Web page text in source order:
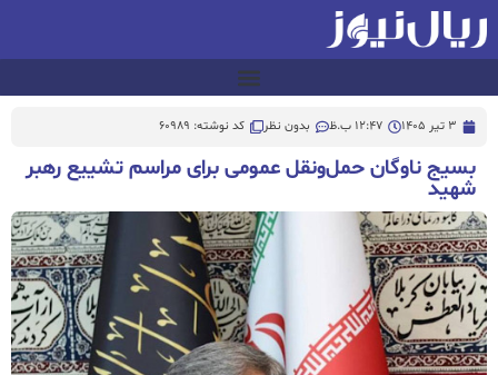
3 تیر 1405 12:47 ب.ظ بدون نظر کد نوشته: 60989
بسیج ناوگان حمل‌ونقل عمومی برای مراسم تشییع رهبر
شهید